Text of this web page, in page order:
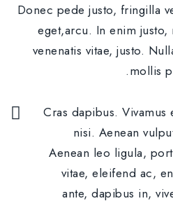
Donec pede justo, fringilla
eget,arcu. In enim
venenatis vitae, justo.
mollis
Cras dapibus. Vivamus
nisi. Aenean
Aenean leo ligula,
vitae, eleifend ac,
ante, dapibus in,